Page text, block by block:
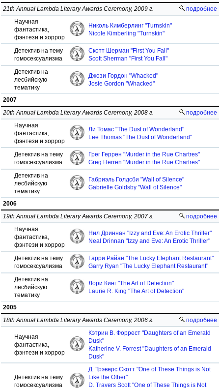
подробнее
21th Annual Lambda Literary Awards Ceremony, 2009 г.
Научная
фантастика,
фэнтези и хоррор
Николь Кимберлинг "Turnskin"
Nicole Kimberling "Turnskin"
Детектив на тему
гомосексуализма
Скотт Шерман "First You Fall"
Scott Sherman "First You Fall"
Детектив на
лесбийскую
тематику
Джози Гордон "Whacked"
Josie Gordon "Whacked"
2007
подробнее
20th Annual Lambda Literary Awards Ceremony, 2008 г.
Научная
фантастика,
фэнтези и хоррор
Ли Томас "The Dust of Wonderland"
Lee Thomas "The Dust of Wonderland"
Детектив на тему
гомосексуализма
Грег Геррен "Murder in the Rue Chartres"
Greg Herren "Murder in the Rue Chartres"
Детектив на
лесбийскую
тематику
Габриэль Голдсби "Wall of Silence"
Gabrielle Goldsby "Wall of Silence"
2006
подробнее
19th Annual Lambda Literary Awards Ceremony, 2007 г.
Научная
фантастика,
фэнтези и хоррор
Нил Дриннан "Izzy and Eve: An Erotic Thriller"
Neal Drinnan "Izzy and Eve: An Erotic Thriller"
Детектив на тему
гомосексуализма
Гарри Райан "The Lucky Elephant Restaurant"
Garry Ryan "The Lucky Elephant Restaurant"
Детектив на
лесбийскую
тематику
Лори Кинг "The Art of Detection"
Laurie R. King "The Art of Detection"
2005
подробнее
18th Annual Lambda Literary Awards Ceremony, 2006 г.
Научная
фантастика,
фэнтези и хоррор
Кэтрин В. Форрест "Daughters of an Emerald
Dusk"
Katherine V. Forrest "Daughters of an Emerald
Dusk"
Детектив на тему
гомосексуализма
Д. Трэверс Скотт "One of These Things is Not
Like the Other"
D. Travers Scott "One of These Things is Not